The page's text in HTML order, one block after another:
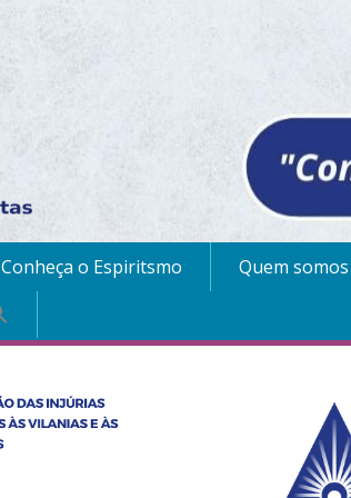
Conheça o Espiritsmo Quem somos